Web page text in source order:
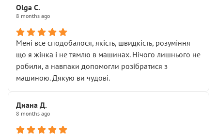
Стосовно комунікації - все добре
Olga С.
8 months ago
Мені все сподобалося, якість, швидкість, розуміння
що я жінка і не тямлю в машинах. Нічого лишнього не
робили, а навпаки допомогли розібратися з
машиною. Дякую ви чудові.
Диана Д.
8 months ago